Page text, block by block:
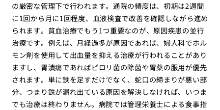
の厳密な管理下で行われます。通院の頻度は、初期は2週間
に1回から月に1回程度、血液検査で改善を確認しながら進め
られます。貧血治療でもう1つ重要なのが、原因疾患の並行
治療です。例えば、月経過多が原因であれば、婦人科でホル
モン剤を使用して出血量を抑える治療が行われることがあり
ますし、胃潰瘍であればピロリ菌の除菌や胃薬の服用が優先
されます。単に鉄を足すだけでなく、蛇口の締まりが悪い部
分、つまり鉄が漏れ出ている原因を解決しなければ、いつま
でも治療は終わりません。病院では管理栄養士による食事指